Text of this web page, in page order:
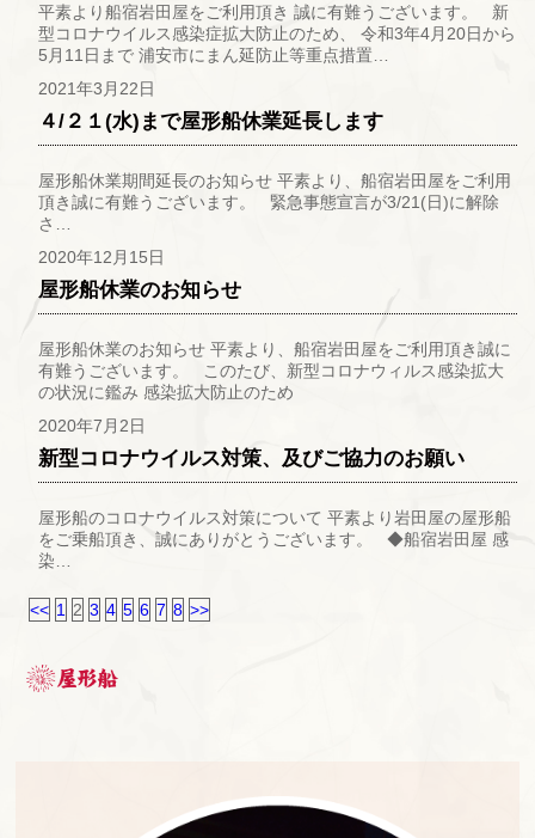
平素より船宿岩田屋をご利用頂き 誠に有難うございます。 新
型コロナウイルス感染症拡大防止のため、 令和3年4月20日から
5月11日まで 浦安市にまん延防止等重点措置…
2021年3月22日
４/２１(水)まで屋形船休業延長します
屋形船休業期間延長のお知らせ 平素より、船宿岩田屋をご利用
頂き誠に有難うございます。 緊急事態宣言が3/21(日)に解除
さ…
2020年12月15日
屋形船休業のお知らせ
屋形船休業のお知らせ 平素より、船宿岩田屋をご利用頂き誠に
有難うございます。 このたび、新型コロナウィルス感染拡大
の状況に鑑み 感染拡大防止のため
2020年7月2日
新型コロナウイルス対策、及びご協力のお願い
屋形船のコロナウイルス対策について 平素より岩田屋の屋形船
をご乗船頂き、誠にありがとうございます。 ◆船宿岩田屋 感
染…
<< 1 2 3 4 5 6 7 8 >>